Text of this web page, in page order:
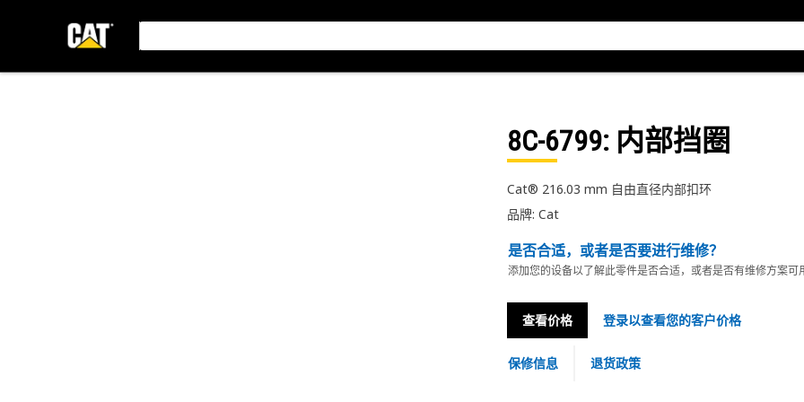
8C-6799: 内部挡圈
Cat® 216.03 mm 自由直径内部扣环
品牌: Cat
是否合适，或者是否要进行维修？
添加您的设备以了解此零件是否合适，或者是否有维修方案可
查看价格 登录以查看您的客户价格
保修信息 退货政策